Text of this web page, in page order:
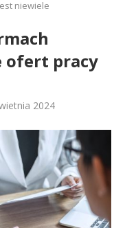
niewiele
ofert pracy
2024